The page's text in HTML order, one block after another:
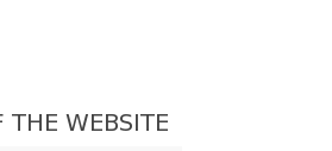
THE WEBSITE